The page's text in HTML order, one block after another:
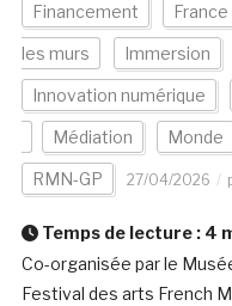
Financement France
les murs Immersion
Innovation numérique
Médiation Monde
RMN-GP 27/04/2026
Temps de lecture : 4
Co-organisée par le
Festival des arts French